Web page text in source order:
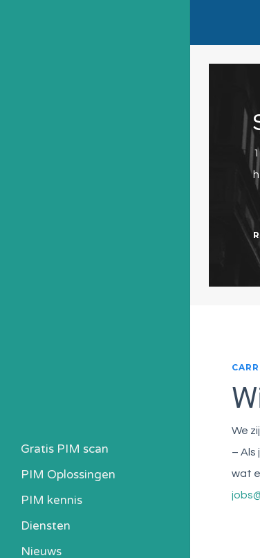
Gratis PIM scan
PIM Oplossingen
PIM kennis
Heb ik een PIM nodig?
Diensten
Nieuws
We
–
wat